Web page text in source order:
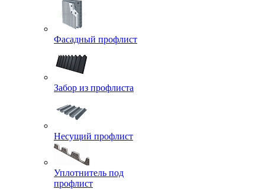
Фасадный профлист
Забор из профлиста
Несущий профлист
Уплотнитель под
профлист